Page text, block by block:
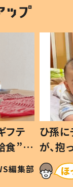
フテ
食”を
の親
編集部
ひ孫
が、
「涙が
い」